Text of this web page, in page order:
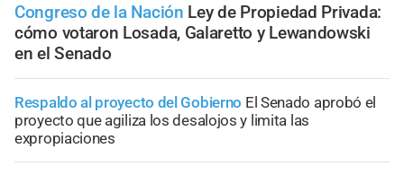
Congreso de la Nación Ley de Propiedad Privada:
cómo votaron Losada, Galaretto y Lewandowski
en el Senado
Respaldo al proyecto del Gobierno El Senado aprobó el
proyecto que agiliza los desalojos y limita las
expropiaciones